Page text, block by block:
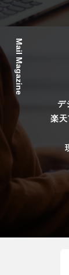
Mail Magazine
デ
楽